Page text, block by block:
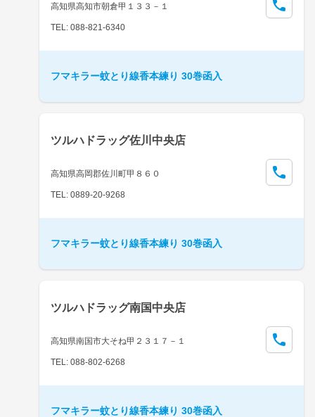
高知県高知市朝倉甲１３３－１
TEL: 088-821-6340
フマキラー蚊とり線香本練り 30巻函入
ツルハドラッグ佐川中央店
高知県高岡郡佐川町甲８６０
TEL: 0889-20-9268
フマキラー蚊とり線香本練り 30巻函入
ツルハドラッグ南国中央店
高知県南国市大そね甲２３１７－１
TEL: 088-802-6268
フマキラー蚊とり線香本練り 30巻函入